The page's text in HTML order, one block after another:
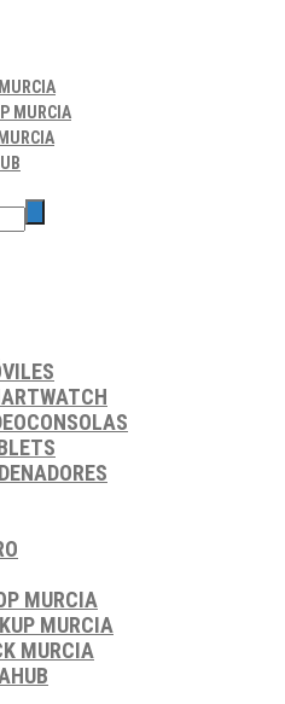
MURCIA
MURCIA
MURCIA
MURCIA